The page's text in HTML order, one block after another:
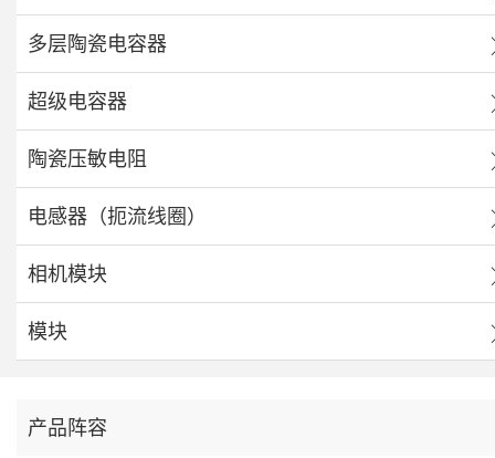
多层陶瓷电容器
超级电容器
陶瓷压敏电阻
电感器（扼流线圈）
相机模块
模块
产品阵容